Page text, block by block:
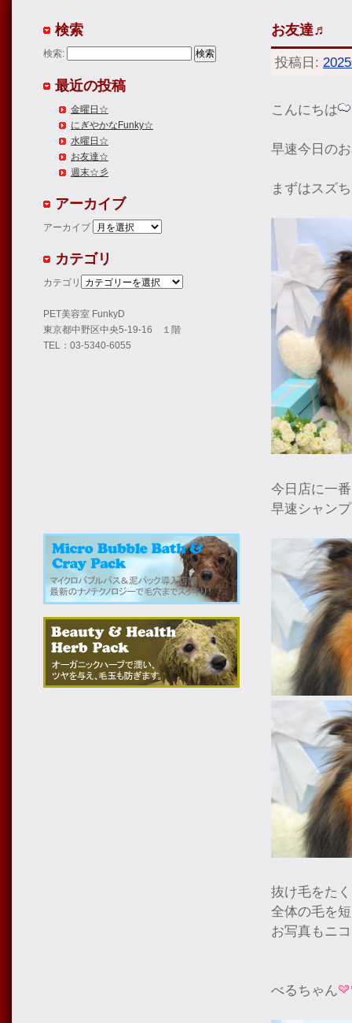
お友達♬
投稿日:
こんにちは
早速今日の
まずはスズ
今日店に一
早速シャン
抜け毛をた
全体の毛を
お写真もニ
べるちゃん
検索
検索:
最近の投稿
金曜日☆
にぎやかなFunky☆
水曜日☆
お友達☆
週末☆彡
アーカイブ
アーカイブ
カテゴリ
カテゴリ
PET美容室 FunkyD
東京都中野区中央5-19-16 １階
TEL：03-5340-6055